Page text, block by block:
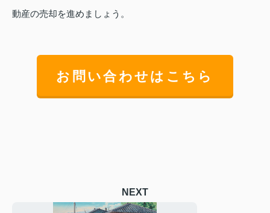
動産の売却を進めましょう。
お問い合わせはこちら
NEXT